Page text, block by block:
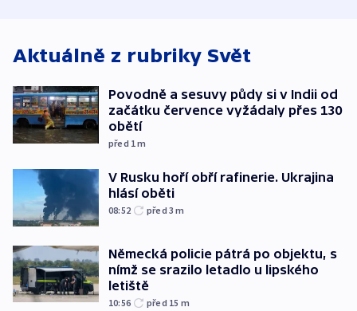
Aktuálně z rubriky Svět
Povodně a sesuvy půdy si v Indii od
začátku července vyžádaly přes 130
obětí
před 1m
V Rusku hoří obří rafinerie. Ukrajina
hlásí oběti
08:52 před 3m
Německá policie pátrá po objektu, s
nímž se srazilo letadlo u lipského
letiště
10:56 před 15 m